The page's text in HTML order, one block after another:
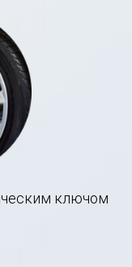
ключом